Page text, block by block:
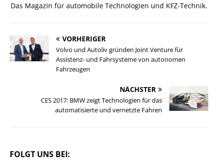
Das Magazin für automobile Technologien und KFZ-Technik.
VORHERIGER
Volvo und Autoliv gründen Joint Venture für
Assistenz- und Fahrsysteme von autonomen
Fahrzeugen
NÄCHSTER
CES 2017: BMW zeigt Technologien für das
automatisierte und vernetzte Fahren
FOLGT UNS BEI: